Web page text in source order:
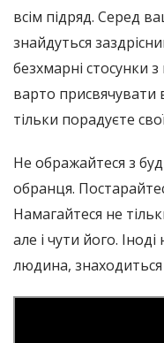
всім підряд. Серед
знайдуться
безхмарні
варто присвячувати
тільки порадуєте
Не ображайтеся з
обранця.
Намагайтеся не
але і чути його.
людина, знаходиться